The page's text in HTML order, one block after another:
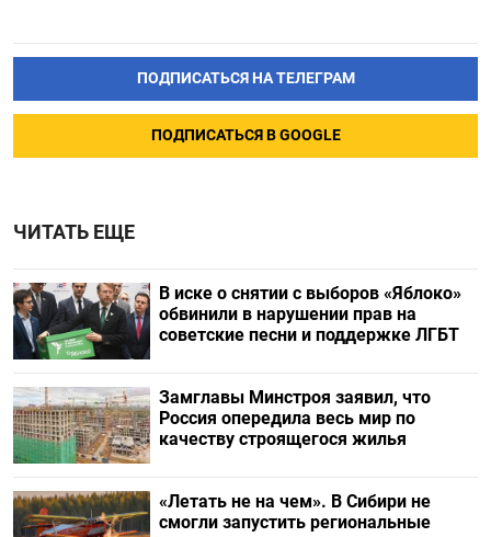
ПОДПИСАТЬСЯ НА ТЕЛЕГРАМ
ПОДПИСАТЬСЯ В GOOGLE
ЧИТАТЬ ЕЩЕ
В иске о снятии с выборов «Яблоко»
обвинили в нарушении прав на
советские песни и поддержке ЛГБТ
Замглавы Минстроя заявил, что
Россия опередила весь мир по
качеству строящегося жилья
«Летать не на чем». В Сибири не
смогли запустить региональные